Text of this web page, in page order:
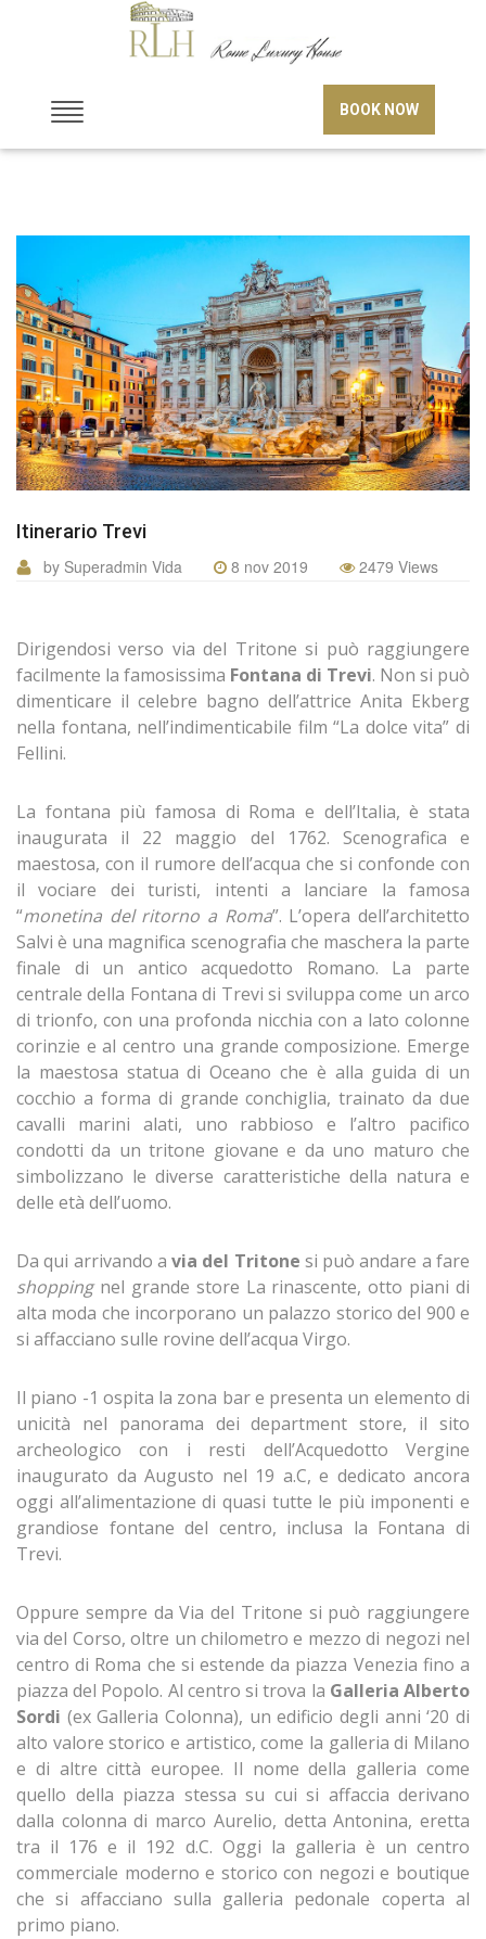
BOOK NOW
Itinerario Trevi
by Superadmin Vida 8 nov 2019 2479 Views
Dirigendosi verso via del Tritone si può raggiungere
facilmente la famosissima Fontana di Trevi. Non si può
dimenticare il celebre bagno dell’attrice Anita Ekberg
nella fontana, nell’indimenticabile film “La dolce vita” di
Fellini.
La fontana più famosa di Roma e dell’Italia, è stata
inaugurata il 22 maggio del 1762. Scenografica e
maestosa, con il rumore dell’acqua che si confonde con
il vociare dei turisti, intenti a lanciare la famosa
“monetina del ritorno a Roma”. L’opera dell’architetto
Salvi è una magnifica scenografia che maschera la parte
finale di un antico acquedotto Romano. La parte
centrale della Fontana di Trevi si sviluppa come un arco
di trionfo, con una profonda nicchia con a lato colonne
corinzie e al centro una grande composizione. Emerge
la maestosa statua di Oceano che è alla guida di un
cocchio a forma di grande conchiglia, trainato da due
cavalli marini alati, uno rabbioso e l’altro pacifico
condotti da un tritone giovane e da uno maturo che
simbolizzano le diverse caratteristiche della natura e
delle età dell’uomo.
Da qui arrivando a via del Tritone si può andare a fare
shoppingnel grande store La rinascente, otto piani di
alta moda che incorporano un palazzo storico del 900 e
si affacciano sulle rovine dell’acqua Virgo.
Il piano -1 ospita la zona bar e presenta un elemento di
unicità nel panorama dei department store, il sito
archeologico con i resti dell’Acquedotto Vergine
inaugurato da Augusto nel 19 a.C, e dedicato ancora
oggi all’alimentazione di quasi tutte le più imponenti e
grandiose fontane del centro, inclusa la Fontana di
Trevi.
Oppure sempre da Via del Tritone si può raggiungere
via del Corso, oltre un chilometro e mezzo di negozi nel
centro di Roma che si estende da piazza Venezia fino a
piazza del Popolo. Al centro si trova la Galleria Alberto
Sordi (ex Galleria Colonna), un edificio degli anni ‘20 di
alto valore storico e artistico, come la galleria di Milano
e di altre città europee. Il nome della galleria come
quello della piazza stessa su cui si affaccia derivano
dalla colonna di marco Aurelio, detta Antonina, eretta
tra il 176 e il 192 d.C. Oggi la galleria è un centro
commerciale moderno e storico con negozi e boutique
che si affacciano sulla galleria pedonale coperta al
primo piano.